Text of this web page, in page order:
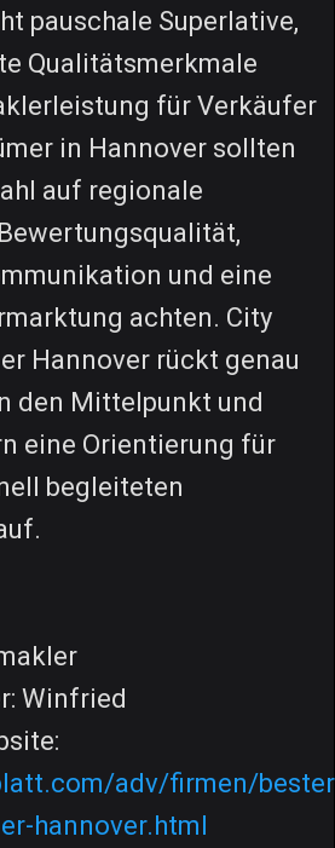
pauschale Superlative,
Qualitätsmerkmale
für Verkäufer
in Hannover sollten
auf regionale
und eine
achten. City
Hannover rückt genau
den Mittelpunkt und
eine Orientierung für
begleiteten
Winfried
adv/firmen/
hannover.html